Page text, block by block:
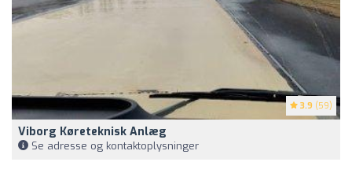
3.9 (59)
Viborg Køreteknisk Anlæg
Se adresse og kontaktoplysninger